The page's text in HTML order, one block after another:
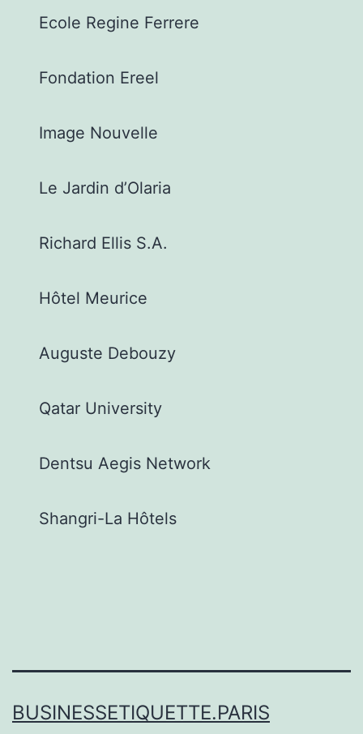
Ecole Regine Ferrere
Fondation Ereel
Image Nouvelle
Le Jardin d’Olaria
Richard Ellis S.A.
Hôtel Meurice
Auguste Debouzy
Qatar University
Dentsu Aegis Network
Shangri-La Hôtels
BUSINESSETIQUETTE.PARIS